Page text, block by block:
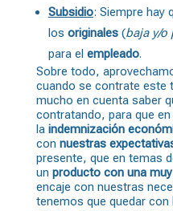
Subsidio: Siempre hay
los originales(baja y/o
para el empleado.
Sobre todo,
cuando se contrate este
mucho en cuenta saber
contratando, para que
la indemnización
con nuestras
presente, que en temas
un producto con una
encaje con nuestras
tenemos que quedar con